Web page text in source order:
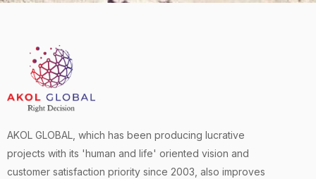
AKOL GLOBAL, which has been producing lucrative
projects with its 'human and life' oriented vision and
customer satisfaction priority since 2003, also improves